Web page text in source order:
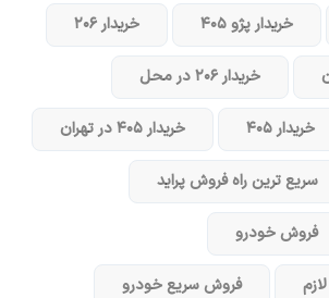
خریدار پژو ۴۰۵ خریدار ۲۰۶
خریدار ۲۰۶ در محل
خریدار ۴۰۵ خریدار ۴۰۵ در تهران
سریع ترین راه فروش پراید
فروش خودرو
فروش سریع خودرو